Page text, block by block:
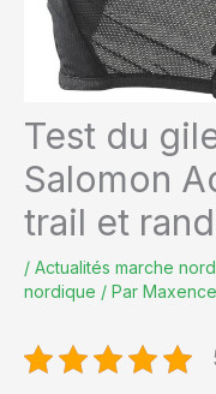
Test du
Salomon
trail et
/ Actualités marche
nordique / Par